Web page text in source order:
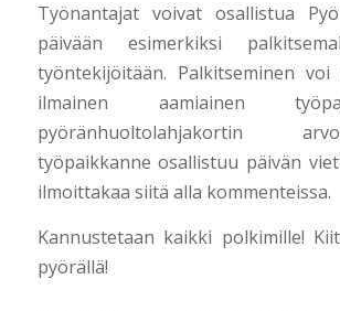
Työnantajat voivat osallistua
päivään esimerkiksi
työntekijöitään. Palkitseminen
ilmainen aamiainen
pyöränhuoltolahjakortin
työpaikkanne osallistuu päivän
ilmoittakaa siitä alla kommenteissa.
Kannustetaan kaikki polkimille!
pyörällä!